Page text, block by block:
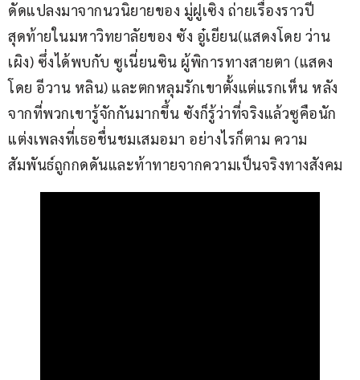
ดัดแปลงมาจากนวนิยายของ มู่ฝูเซิง ถ่ายเรื่องราวปี
สุดท้ายในมหาวิทยาลัยของ ซัง อู๋เยียน(แสดงโดย ว่าน
เผิง) ซึ่งได้พบกับ ซูเนี่ยนซิน ผู้พิการทางสายตา (แสดง
โดย อีวาน หลิน) และตกหลุมรักเขาตั้งแต่แรกเห็น หลัง
จากที่พวกเขารู้จักกันมากขึ้น ซังก็รู้ว่าที่จริงแล้วซูคือนัก
แต่งเพลงที่เธอชื่นชมเสมอมา อย่างไรก็ตาม ความ
สัมพันธ์ถูกกดดันและท้าทายจากความเป็นจริงทางสังคม